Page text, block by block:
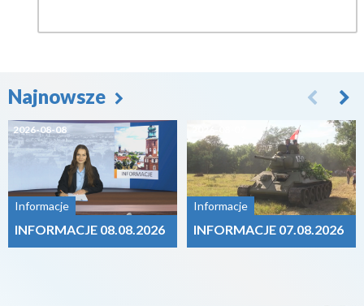
Najnowsze
2026-08-08
Informacje
INFORMACJE 08.08.2026
Informacje
INFORMACJE 07.08.2026